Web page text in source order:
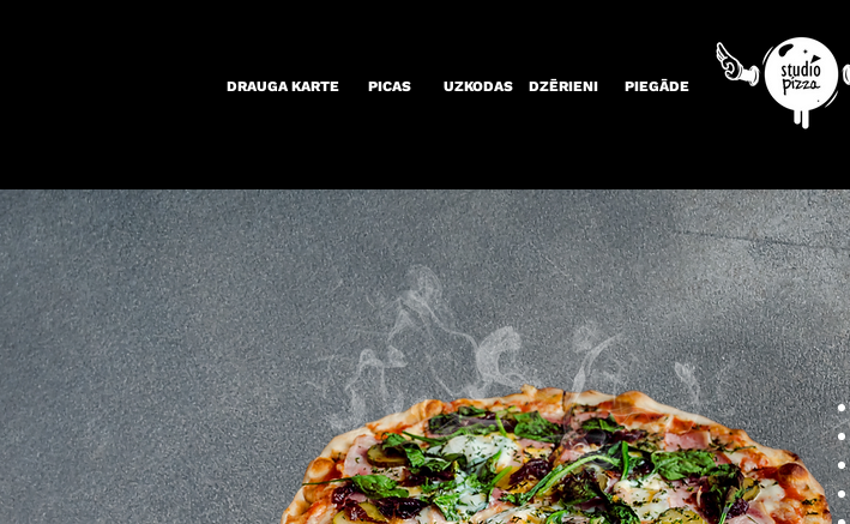
DRAUGA KARTE PICAS UZKODAS DZĒRIENI PIEGĀDE